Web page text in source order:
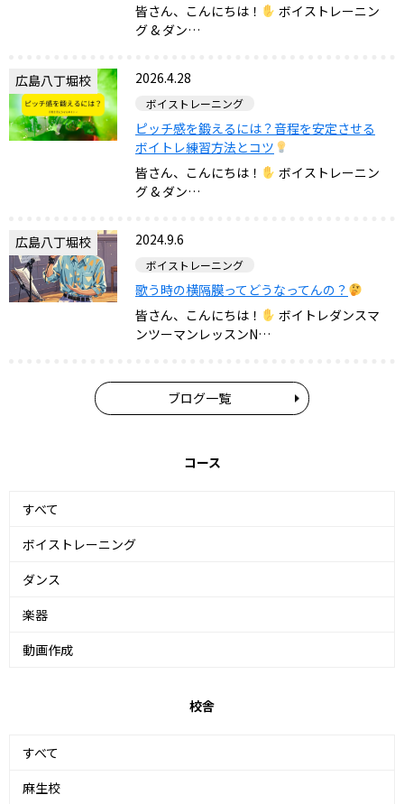
皆さん、こんにちは！
ボイストレーニン
グ & ダン…
広島八丁堀校 2026.4.28
ボイストレーニング
ピッチ感を鍛えるには？音程を安定させる
ボイトレ練習方法とコツ
皆さん、こんにちは！
ボイストレーニン
グ & ダン…
広島八丁堀校 2024.9.6
ボイストレーニング
歌う時の横隔膜ってどうなってんの？
皆さん、こんにちは！
ボイトレダンスマ
ンツーマンレッスンN…
ブログ一覧
コース
すべて
ボイストレーニング
ダンス
楽器
動画作成
校舎
すべて
麻生校